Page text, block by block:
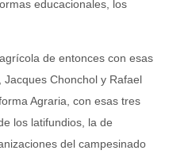
educacionales, los
de entonces con esas
Chonchol y Rafael
Agraria, con esas tres
los latifundios, la de
del campesinado